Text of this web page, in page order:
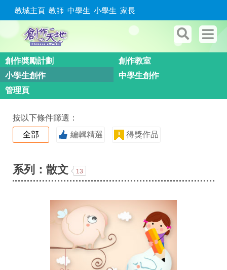
教城主頁 教師 中學生 小學生 家長
創作奬勵計劃
創作教室
小學生創作
中學生創作
管理頁
按以下條件篩選：
全部
編輯精選 得獎作品
系列：散文 13